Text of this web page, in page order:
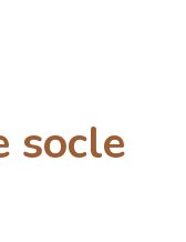
socle